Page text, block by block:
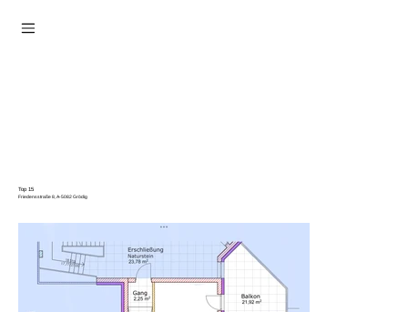
Top 15
Friedensstraße 8, A-5082 Grödig